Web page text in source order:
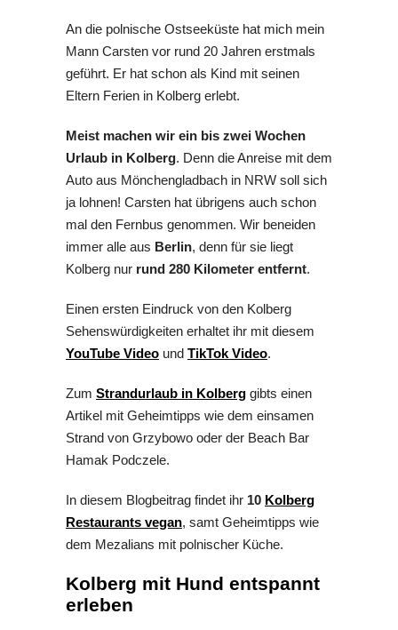
An die polnische Ostseeküste hat mich mein
Mann Carsten vor rund 20 Jahren erstmals
geführt. Er hat schon als Kind mit seinen
Eltern Ferien in Kolberg erlebt.
Meist machen wir ein bis zwei Wochen
Urlaub in Kolberg. Denn die Anreise mit dem
Auto aus Mönchengladbach in NRW soll sich
ja lohnen! Carsten hat übrigens auch schon
mal den Fernbus genommen. Wir beneiden
immer alle aus Berlin, denn für sie liegt
Kolberg nur rund 280 Kilometer entfernt.
Einen ersten Eindruck von den Kolberg
Sehenswürdigkeiten erhaltet ihr mit diesem
YouTube Video und TikTok Video.
Zum Strandurlaub in Kolberg gibts einen
Artikel mit Geheimtipps wie dem einsamen
Strand von Grzybowo oder der Beach Bar
Hamak Podczele.
In diesem Blogbeitrag findet ihr 10 Kolberg
Restaurants vegan, samt Geheimtipps wie
dem Mezalians mit polnischer Küche.
Kolberg mit Hund entspannt
erleben